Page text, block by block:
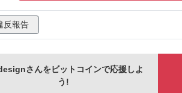
反報告
さんをビットコインで応援しよ
う!